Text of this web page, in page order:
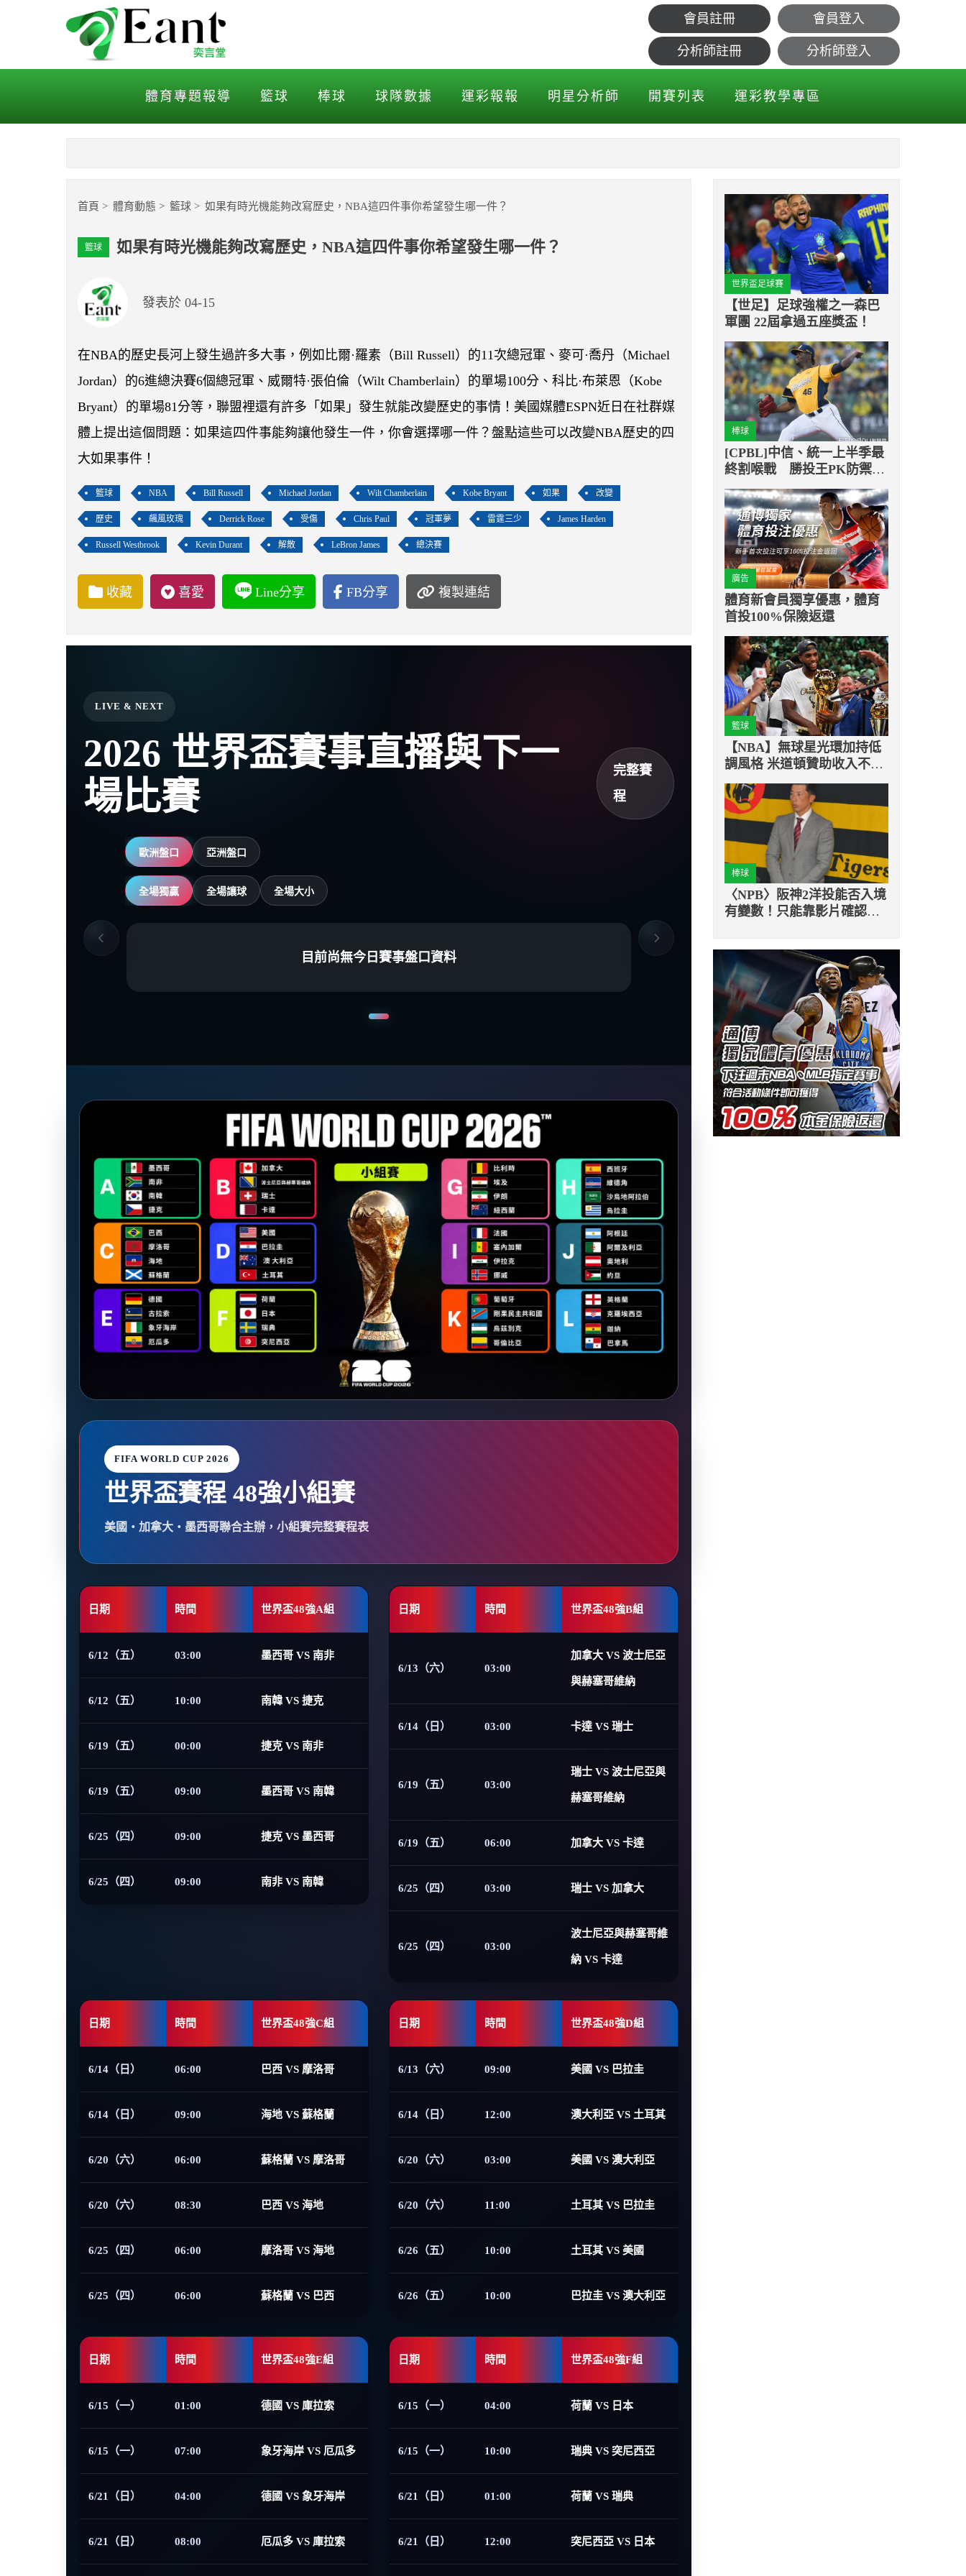
如果有時光機能夠改寫歷史，NBA這四件事你希望發生哪一件？
會員註冊 會員登入
分析師註冊 分析師登入
體育專題報導 籃球 棒球 球隊數據 運彩報報 明星分析師 開賽列表 運彩教學專區
首頁 體育動態 籃球 如果有時光機能夠改寫歷史，NBA這四件事你希望發生哪一件？
籃球 如果有時光機能夠改寫歷史，NBA這四件事你希望發生哪一件？
發表於 04-15
在NBA的歷史長河上發生過許多大事，例如比爾·羅素（Bill Russell）的11次總冠軍、麥可·喬丹（Michael
Jordan）的6進總決賽6個總冠軍、威爾特·張伯倫（Wilt Chamberlain）的單場100分、科比·布萊恩（Kobe
Bryant）的單場81分等，聯盟裡還有許多「如果」發生就能改變歷史的事情！美國媒體ESPN近日在社群媒
體上提出這個問題：如果這四件事能夠讓他發生一件，你會選擇哪一件？盤點這些可以改變NBA歷史的四
大如果事件！
籃球 NBA Bill Russell Michael Jordan Wilt Chamberlain Kobe Bryant 如果 改變
歷史 飆風玫瑰 Derrick Rose 受傷 Chris Paul 冠軍夢 雷霆三少 James Harden
Russell Westbrook Kevin Durant 解散 LeBron James 總決賽
收藏 喜愛 Line分享 FB分享 複製連結
LIVE & NEXT
2026 世界盃賽事直播與下一
場比賽
完整賽
程
歐洲盤口 亞洲盤口
全場獨贏 全場讓球 全場大小
目前尚無今日賽事盤口資料
FIFA WORLD CUP 2026
世界盃賽程 48強小組賽
美國・加拿大・墨西哥聯合主辦，小組賽完整賽程表
日期 時間 世界盃48強A組
6/12（五） 03:00 墨西哥 VS 南非
6/12（五） 10:00 南韓 VS 捷克
6/19（五） 00:00 捷克 VS 南非
6/19（五） 09:00 墨西哥 VS 南韓
6/25（四） 09:00 捷克 VS 墨西哥
6/25（四） 09:00 南非 VS 南韓
日期 時間 世界盃48強B組
6/13（六） 03:00
加拿大 VS 波士尼亞
與赫塞哥維納
6/14（日） 03:00 卡達 VS 瑞士
6/19（五） 03:00
瑞士 VS 波士尼亞與
赫塞哥維納
6/19（五） 06:00 加拿大 VS 卡達
6/25（四） 03:00 瑞士 VS 加拿大
6/25（四） 03:00
波士尼亞與赫塞哥維
納 VS 卡達
日期 時間 世界盃48強C組
6/14（日） 06:00 巴西 VS 摩洛哥
6/14（日） 09:00 海地 VS 蘇格蘭
6/20（六） 06:00 蘇格蘭 VS 摩洛哥
6/20（六） 08:30 巴西 VS 海地
6/25（四） 06:00 摩洛哥 VS 海地
6/25（四） 06:00 蘇格蘭 VS 巴西
日期 時間 世界盃48強D組
6/13（六） 09:00 美國 VS 巴拉圭
6/14（日） 12:00 澳大利亞 VS 土耳其
6/20（六） 03:00 美國 VS 澳大利亞
6/20（六） 11:00 土耳其 VS 巴拉圭
6/26（五） 10:00 土耳其 VS 美國
6/26（五） 10:00 巴拉圭 VS 澳大利亞
日期 時間 世界盃48強E組
6/15（一） 01:00 德國 VS 庫拉索
6/15（一） 07:00 象牙海岸 VS 厄瓜多
6/21（日） 04:00 德國 VS 象牙海岸
6/21（日） 08:00 厄瓜多 VS 庫拉索
日期 時間 世界盃48強F組
6/15（一） 04:00 荷蘭 VS 日本
6/15（一） 10:00 瑞典 VS 突尼西亞
6/21（日） 01:00 荷蘭 VS 瑞典
6/21（日） 12:00 突尼西亞 VS 日本
世界盃足球賽
【世足】足球強權之一森巴
軍團 22屆拿過五座獎盃！
棒球
[CPBL]中信、統一上半季最
終割喉戰 勝投王PK防禦率
王
廣告
體育新會員獨享優惠，體育
首投100%保險返還
籃球
【NBA】無球星光環加持低
調風格 米道頓贊助收入不及
同儕
棒球
〈NPB〉阪神2洋投能否入境
有變數！只能靠影片確認狀